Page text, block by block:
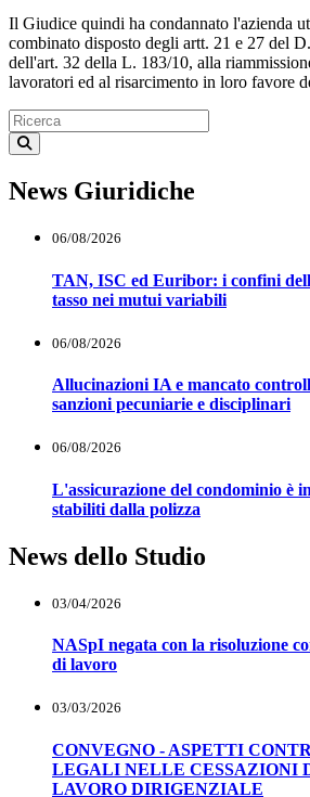
Il Giudice quindi ha condannato l'azienda
combinato disposto degli artt. 21 e 27 del
dell'art. 32 della L. 183/10, alla
lavoratori ed al risarcimento in loro favore
News Giuridiche
06/08/2026
TAN, ISC ed Euribor: i confini
tasso nei mutui variabili
06/08/2026
Allucinazioni IA e mancato
sanzioni pecuniarie e disciplinari
06/08/2026
L'assicurazione del condominio è
stabiliti dalla polizza
News dello Studio
03/04/2026
NASpI negata con la risoluzione
di lavoro
03/03/2026
CONVEGNO - ASPETTI
LEGALI NELLE CESSAZIONI
LAVORO DIRIGENZIALE